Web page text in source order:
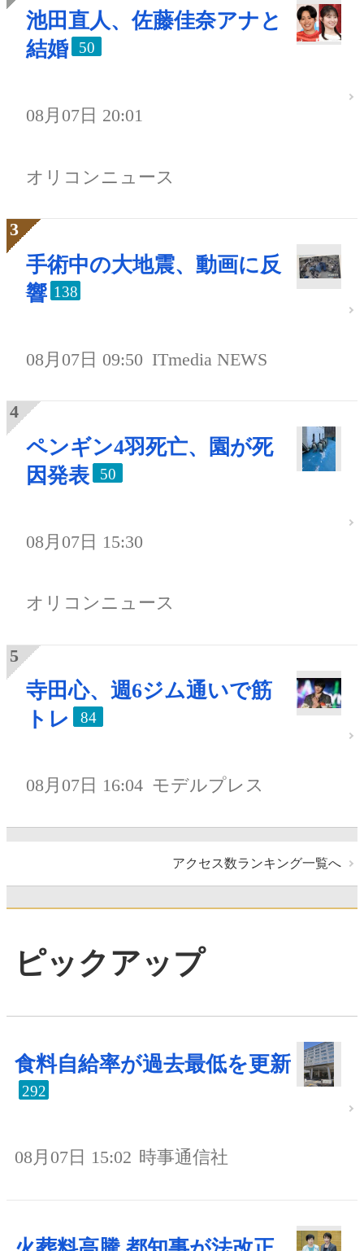
池田直人、佐藤佳奈アナと
結婚
50
08月07日 20:01
オリコンニュース
手術中の大地震、動画に反
響 138
08月07日 09:50 ITmedia NEWS
ペンギン4羽死亡、園が死
因発表
50
08月07日 15:30
オリコンニュース
寺田心、週6ジム通いで筋
トレ
84
08月07日 16:04 モデルプレス
アクセス数ランキング一覧へ
ピックアップ
食料自給率が過去最低を更新
292
08月07日 15:02 時事通信社